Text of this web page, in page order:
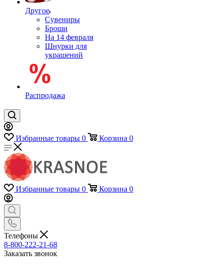
Другое
Сувениры
Броши
На 14 февраля
Шнурки для
украшений
Распродажа
Избранные товары 0 Корзина 0
Избранные товары 0 Корзина 0
Телефоны
8-800-222-21-68
Заказать звонок